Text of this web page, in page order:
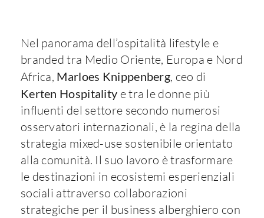
Nel panorama dell’ospitalità lifestyle e
branded tra Medio Oriente, Europa e Nord
Africa, Marloes Knippenberg, ceo di
Kerten Hospitality e tra le donne più
influenti del settore secondo numerosi
osservatori internazionali, è la regina della
strategia mixed-use sostenibile orientato
alla comunità. Il suo lavoro è trasformare
le destinazioni in ecosistemi esperienziali
sociali attraverso collaborazioni
strategiche per il business alberghiero con